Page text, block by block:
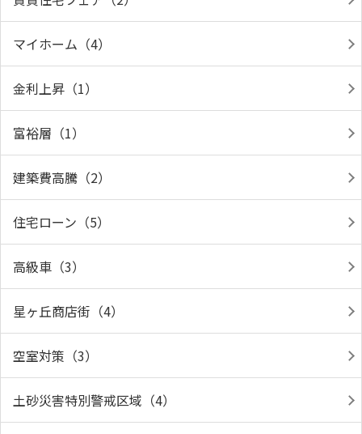
マイホーム（4）
金利上昇（1）
富裕層（1）
建築費高騰（2）
住宅ローン（5）
高級車（3）
星ヶ丘商店街（4）
空室対策（3）
土砂災害特別警戒区域（4）